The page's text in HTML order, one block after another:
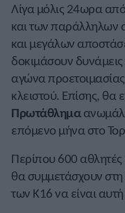
Λίγα μόλις 24ωρα
και των παράλληλων
και μεγάλων
δοκιμάσουν
αγώνα
κλειστού. Επίσης, θα
Πρωτάθλημα
επόμενο μήνα στο
Περίπου 600 αθλητές
θα συμμετάσχουν
των Κ16 να είναι